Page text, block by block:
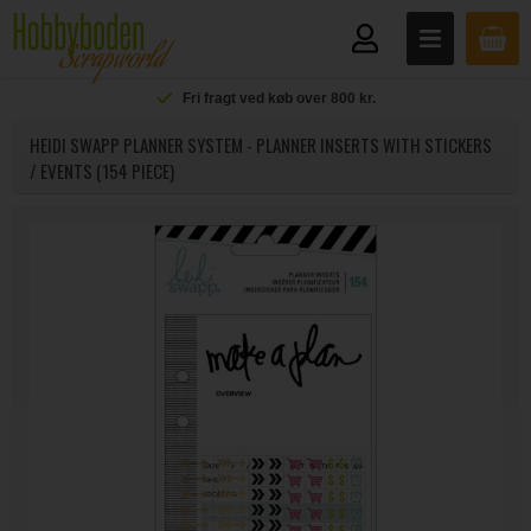
Fri fragt ved køb over 800 kr.
HEIDI SWAPP PLANNER SYSTEM - PLANNER INSERTS WITH STICKERS
/ EVENTS (154 PIECE)